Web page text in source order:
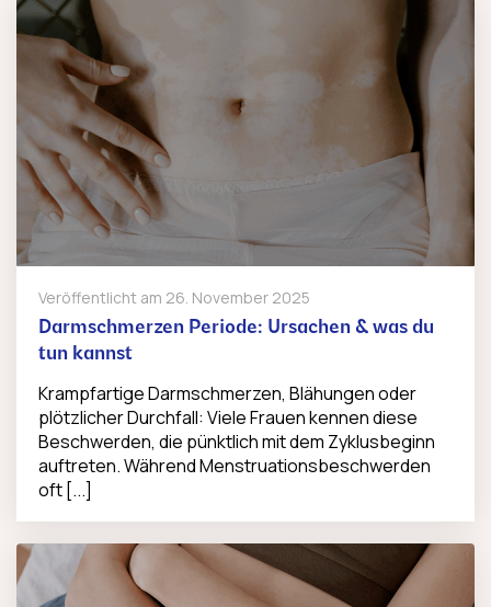
Veröffentlicht am 26. November 2025
Darmschmerzen Periode: Ursachen & was du
tun kannst
Krampfartige Darmschmerzen, Blähungen oder
plötzlicher Durchfall: Viele Frauen kennen diese
Beschwerden, die pünktlich mit dem Zyklusbeginn
auftreten. Während Menstruationsbeschwerden
oft [...]